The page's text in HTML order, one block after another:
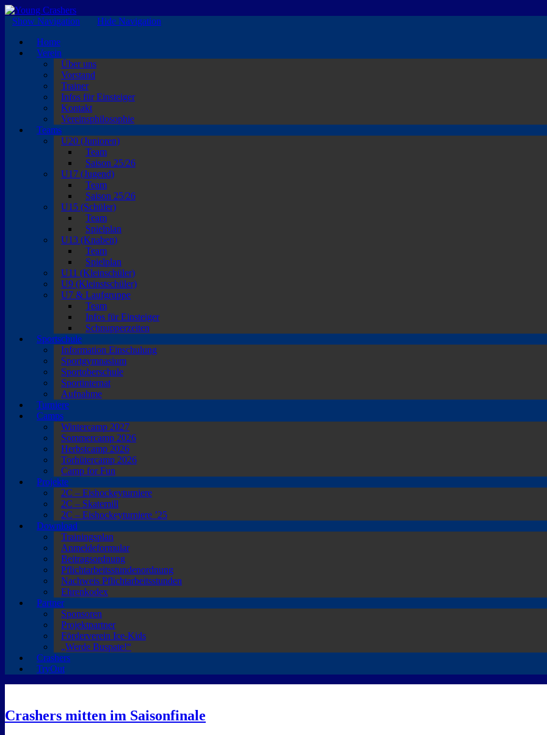
EISKALTE LEIDENSCHAFT
Show Navigation
Hide Navigation
Home
Verein
Über uns
Vorstand
Trainer
Infos für Einsteiger
Kontakt
Vereinsphilosophie
Teams
U20 (Junioren)
Team
Saison 25/26
U17 (Jugend)
Team
Saison 25/26
U15 (Schüler)
Team
Spielplan
U13 (Knaben)
Team
Spielplan
U11 (Kleinschüler)
U9 (Kleinstschüler)
U7 & Laufgruppe
Team
Infos für Einsteiger
Schnupperzeiten
Sportschule
Information Einschulung
Sportgymnasium
Sportoberschule
Sportinternat
Aufnahme
Turniere
Camps
Wintercamp 2027
Sommercamp 2026
Herbstcamp 2026
Torhütercamp 2026
Camp for Fun
Projekte
2C – Eishockeyturniere
2C – Skatemill
2C – Eishockeyturniere ’25
Download
Trainingsplan
Anmeldeformular
Beitragsordnung
Pflichtarbeitsstundenordnung
Nachweis Pflichtarbeitsstunden
Ehrenkodex
Partner
Sponsoren
Projektpartner
Förderverein Ice-Kids
„Werde Buspate!“
Crashers
TryOut
Crashers mitten im Saisonfinale